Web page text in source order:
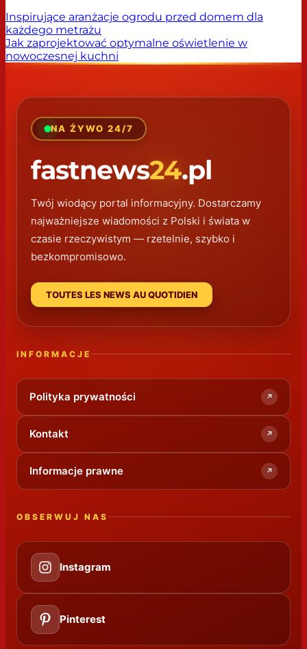
Inspirujące aranżacje ogrodu przed domem dla
każdego metrażu
Jak zaprojektować optymalne oświetlenie w
nowoczesnej kuchni
NA ŻYWO 24/7
fastnews24.pl
Twój wiodący portal informacyjny. Dostarczamy
najważniejsze wiadomości z Polski i świata w
czasie rzeczywistym — rzetelnie, szybko i
bezkompromisowo.
TOUTES LES NEWS AU QUOTIDIEN
INFORMACJE
Polityka prywatności ↗
Kontakt ↗
Informacje prawne ↗
OBSERWUJ NAS
Instagram
Pinterest